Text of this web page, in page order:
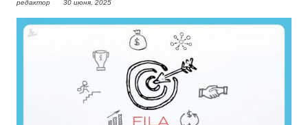
редактор 30 июня, 2025